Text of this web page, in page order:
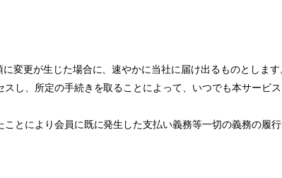
変更が生じた場合に、速やかに当社に届け出るものとします
し、所定の手続きを取ることによって、いつでも本サービ
とにより会員に既に発生した支払い義務等一切の義務の履